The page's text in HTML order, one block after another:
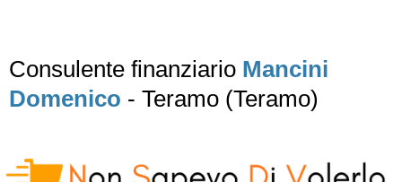
Consulente finanziario Mancini
Domenico - Teramo (Teramo)